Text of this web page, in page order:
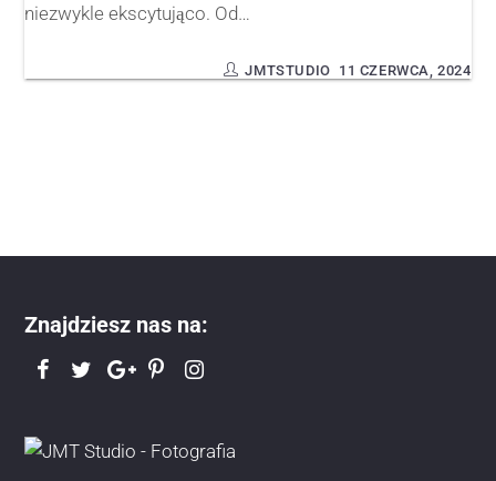
niezwykle ekscytująco. Od…
11 CZERWCA, 2024
JMTSTUDIO
Znajdziesz nas na: